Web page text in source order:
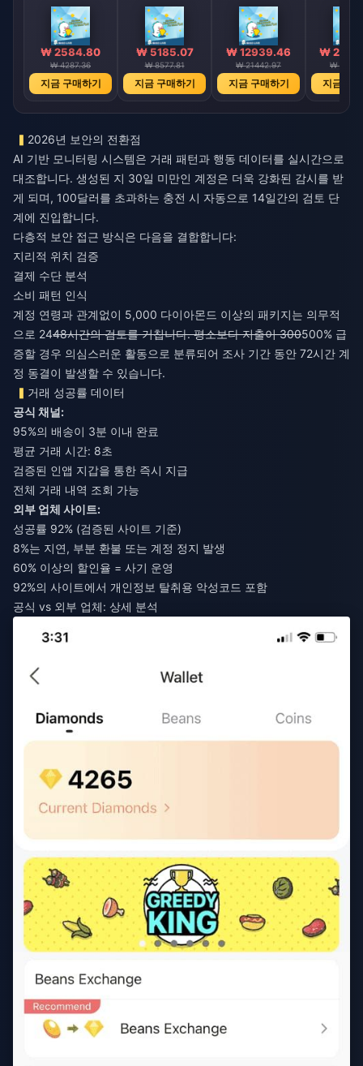
₩ 2584.80
₩ 4287.36
지금 구매하기
₩ 5185.07
₩ 8577.81
지금 구매하기
₩ 12939.46
₩ 21442.97
지금 구매하기
₩
₩
지금 구
2026년 보안의 전환점
AI 기반 모니터링 시스템은 거래 패턴과 행동 데이터를 실시간으로
대조합니다. 생성된 지 30일 미만인 계정은 더욱 강화된 감시를 받
게 되며, 100달러를 초과하는 충전 시 자동으로 14일간의 검토 단
계에 진입합니다.
다층적 보안 접근 방식은 다음을 결합합니다:
지리적 위치 검증
결제 수단 분석
소비 패턴 인식
계정 연령과 관계없이 5,000 다이아몬드 이상의 패키지는 의무적
으로 2448시간의 검토를 거칩니다. 평소보다 지출이 300500% 급
증할 경우 의심스러운 활동으로 분류되어 조사 기간 동안 72시간 계
정 동결이 발생할 수 있습니다.
거래 성공률 데이터
공식 채널:
95%의 배송이 3분 이내 완료
평균 거래 시간: 8초
검증된 인앱 지갑을 통한 즉시 지급
전체 거래 내역 조회 가능
외부 업체 사이트:
성공률 92% (검증된 사이트 기준)
8%는 지연, 부분 환불 또는 계정 정지 발생
60% 이상의 할인율 = 사기 운영
92%의 사이트에서 개인정보 탈취용 악성코드 포함
공식 vs 외부 업체: 상세 분석